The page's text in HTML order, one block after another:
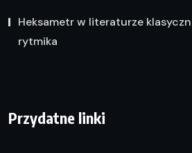
Heksametr w literaturze
rytmika
Przydatne linki